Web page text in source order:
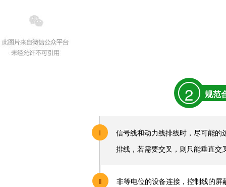
2 规范
信号线和动力线排线时，尽可能的
排线，若需要交叉，则只能垂直交
非等电位的设备连接，控制线的